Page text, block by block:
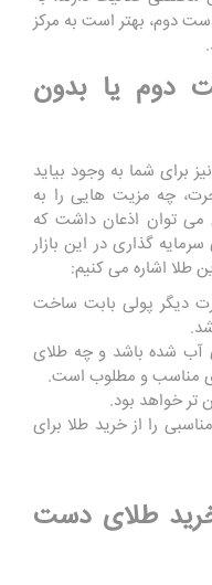
دوم، بهتر است به مرکز
دوم یا بدون
شما به وجود بیاید
چه مزیت‌ هایی را به
می توان اذعان داشت که
گذاری در این بازار
طلا اشاره می کنیم:
دیگر پولی بابت ساخت
آب شده باشد و چه طلای
مناسب و مطلوب است.
‌تر خواهد بود.
را از خرید طلا برای
طلای دست